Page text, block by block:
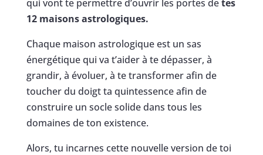
qui vont te permettre d’ouvrir les portes detes
12 maisons astrologiques.
Chaque maison astrologique est un sas
énergétique qui va t’aider à te dépasser, à
grandir, à évoluer, à te transformer afin de
toucher du doigt ta quintessence afin de
construire un socle solide dans tous les
domaines de ton existence.
Alors, tu incarnes cette nouvelle version de toi